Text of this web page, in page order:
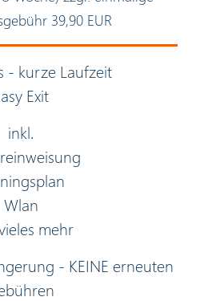
39,90 EUR
- kurze Laufzeit
Exit
inkl.
Wlan
mehr
- KEINE erneuten